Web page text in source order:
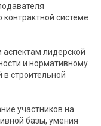
системе
лидерской
и нормативному
строительной
участников на
базы, умения